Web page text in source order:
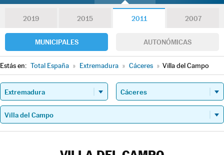
2019 2015 2011 2007
MUNICIPALES AUTONÓMICAS
Estás en: Total España » Extremadura » Cáceres » Villa del Campo